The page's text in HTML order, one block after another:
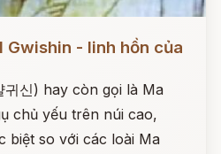
Gwishin - linh hồn của
귀신) hay còn gọi là Ma
chủ yếu trên núi cao,
biệt so với các loài Ma